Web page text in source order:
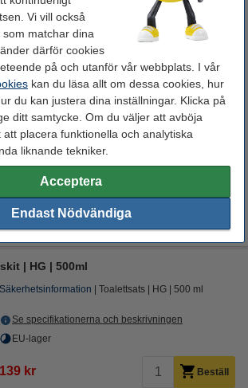
Vi vill också
matchar dina
därför cookies
på och utanför vår webbplats. I vår
kan du läsa allt om dessa cookies, hur
du kan justera dina inställningar. Klicka på
ditt samtycke. Om du väljer att avböja
placera funktionella och analytiska
liknande tekniker.
Acceptera
Endast Nödvändiga
| 123ink Fresh
| blandade färger | 123ink | 10st
Home Aqua Power
| HG | 500ml
Säkerhetsinformation Toalettsats HG 500 ml
Se specifikationerna och beskrivningen
EU-lager
139 kr Beställ